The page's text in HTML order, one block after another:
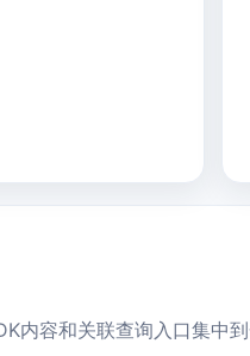
容和关联查询入口集中到